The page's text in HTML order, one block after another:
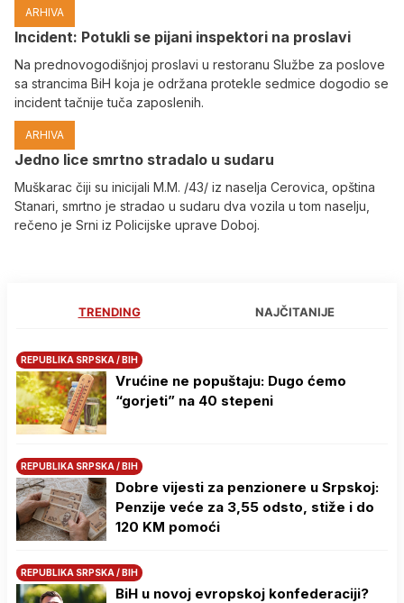
ARHIVA
Incident: Potukli se pijani inspektori na proslavi
Na prednovogodišnjoj proslavi u restoranu Službe za poslove
sa strancima BiH koja je održana protekle sedmice dogodio se
incident tačnije tuča zaposlenih.
ARHIVA
Јedno lice smrtno stradalo u sudaru
Muškarac čiji su inicijali M.M. /43/ iz naselja Cerovica, opština
Stanari, smrtno je stradao u sudaru dva vozila u tom naselju,
rečeno je Srni iz Policijske uprave Doboj.
TRENDING NAJČITANIJE
REPUBLIKA SRPSKA / BIH
Vrućine ne popuštaju: Dugo ćemo
“gorjeti” na 40 stepeni
REPUBLIKA SRPSKA / BIH
Dobre vijesti za penzionere u Srpskoj:
Penzije veće za 3,55 odsto, stiže i do
120 KM pomoći
REPUBLIKA SRPSKA / BIH
BiH u novoj evropskoj konfederaciji?